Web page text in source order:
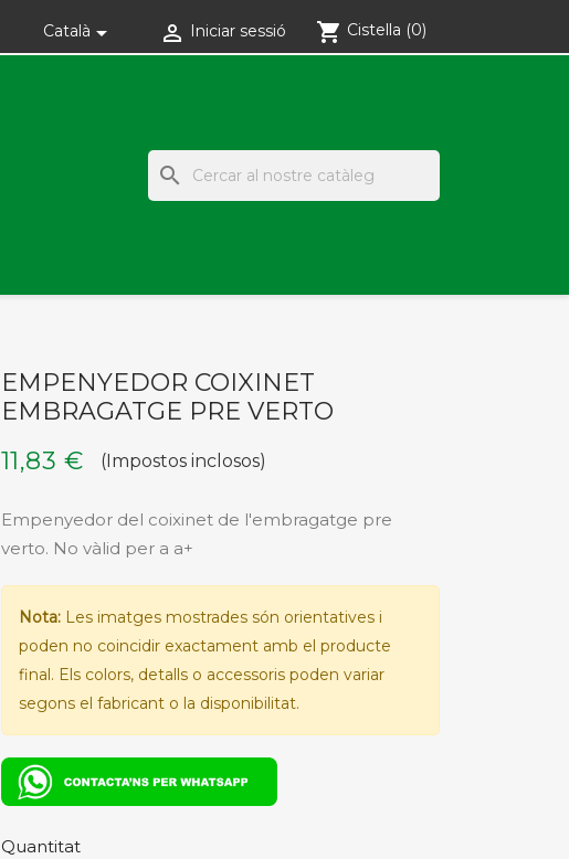
Català  Iniciar sessió shopping_cart Cistella (0)
search
EMPENYEDOR COIXINET
EMBRAGATGE PRE VERTO
11,83 €
(Impostos inclosos)
Empenyedor del coixinet de l'embragatge pre
verto. No vàlid per a a+
Nota:Les imatges mostrades són orientatives i
poden no coincidir exactament amb el producte
final. Els colors, detalls o accessoris poden variar
segons el fabricant o la disponibilitat.
Quantitat